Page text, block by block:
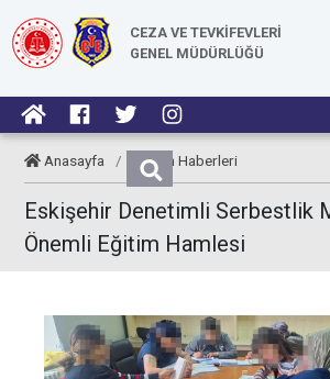
CEZA VE TEVKİFEVLERİ
GENEL MÜDÜRLÜĞÜ
Anasayfa / Kurum Haberleri
Eskişehir Denetimli Serbestlik
Önemli Eğitim Hamlesi